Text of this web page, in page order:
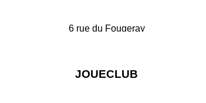
6 rue du Fougeray
Sur internet
JOUECLUB